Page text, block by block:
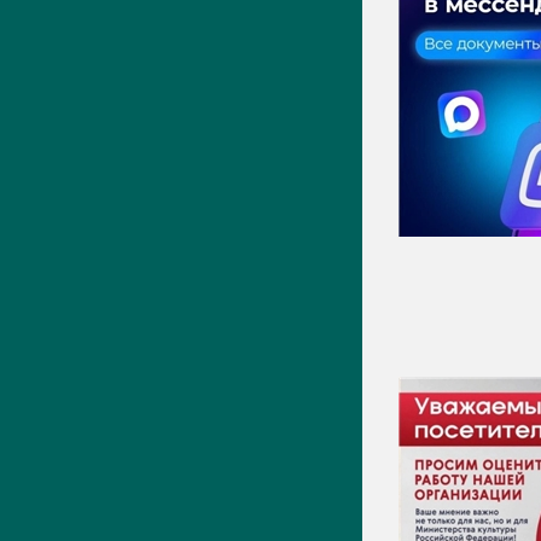
Актуально
Новости
Фото